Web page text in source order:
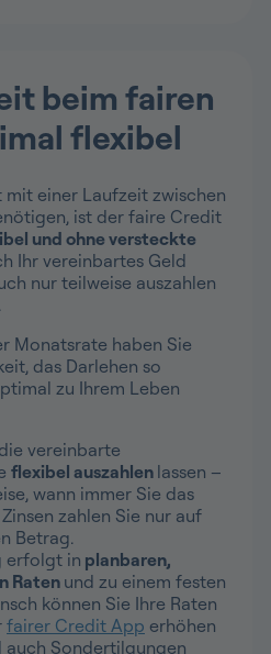
beim fairen
flexibel
mit einer Laufzeit zwischen
ist der faire Credit
und ohne versteckte
Ihr vereinbartes Geld
nur teilweise auszahlen
Monatsrate haben Sie
das Darlehen so
zu Ihrem Leben
vereinbarte
flexibel auszahlen lassen –
wann immer Sie das
zahlen Sie nur auf
Betrag.
erfolgt in planbaren,
Raten und zu einem festen
können Sie Ihre Raten
fairer Credit App erhöhen
auch Sondertilgungen